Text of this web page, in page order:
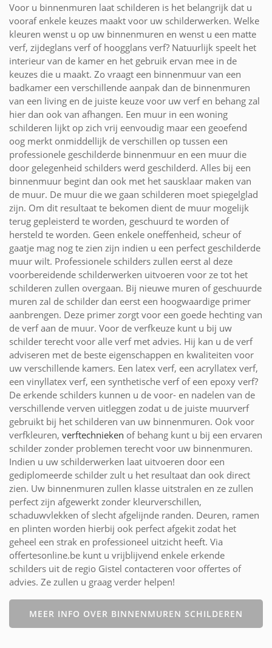
Voor u binnenmuren laat schilderen is het belangrijk dat u
vooraf enkele keuzes maakt voor uw schilderwerken. Welke
kleuren wenst u op uw binnenmuren en wenst u een matte
verf, zijdeglans verf of hoogglans verf? Natuurlijk speelt het
interieur van de kamer en het gebruik ervan mee in de
keuzes die u maakt. Zo vraagt een binnenmuur van een
badkamer een verschillende aanpak dan de binnenmuren
van een living en de juiste keuze voor uw verf en behang zal
hier dan ook van afhangen. Een muur in een woning
schilderen lijkt op zich vrij eenvoudig maar een geoefend
oog merkt onmiddellijk de verschillen op tussen een
professionele geschilderde binnenmuur en een muur die
door gelegenheid schilders werd geschilderd. Alles bij een
binnenmuur begint dan ook met het sausklaar maken van
de muur. De muur die we gaan schilderen moet spiegelglad
zijn. Om dit resultaat te bekomen dient de muur mogelijk
terug gepleisterd te worden, geschuurd te worden of
hersteld te worden. Geen enkele oneffenheid, scheur of
gaatje mag nog te zien zijn indien u een perfect geschilderde
muur wilt. Professionele schilders zullen eerst al deze
voorbereidende schilderwerken uitvoeren voor ze tot het
schilderen zullen overgaan. Bij nieuwe muren of geschuurde
muren zal de schilder dan eerst een hoogwaardige primer
aanbrengen. Deze primer zorgt voor een goede hechting van
de verf aan de muur. Voor de verfkeuze kunt u bij uw
schilder terecht voor alle verf met advies. Hij kan u de verf
adviseren met de beste eigenschappen en kwaliteiten voor
uw verschillende kamers. Een latex verf, een acryllatex verf,
een vinyllatex verf, een synthetische verf of een epoxy verf?
De erkende schilders kunnen u de voor- en nadelen van de
verschillende verven uitleggen zodat u de juiste muurverf
gebruikt bij het schilderen van uw binnenmuren. Ook voor
verfkleuren, verftechnieken of behang kunt u bij een ervaren
schilder zonder problemen terecht voor uw binnenmuren.
Indien u uw schilderwerken laat uitvoeren door een
gediplomeerde schilder zult u het resultaat dan ook direct
zien. Uw binnenmuren zullen klasse uitstralen en ze zullen
perfect zijn afgewerkt zonder kleurverschillen,
schaduwvlekken of slecht afgelijnde randen. Deuren, ramen
en plinten worden hierbij ook perfect afgekit zodat het
geheel een strak en professioneel uitzicht heeft. Via
offertesonline.be kunt u vrijblijvend enkele erkende
schilders uit de regio Gistel contacteren voor offertes of
advies. Ze zullen u graag verder helpen!
MEER INFO OVER BINNENMUREN SCHILDEREN